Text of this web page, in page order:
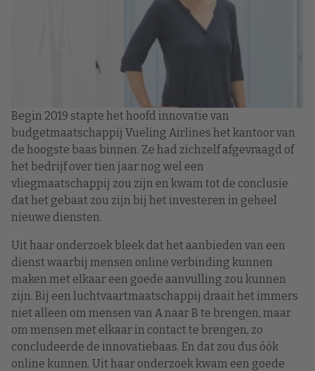
Begin 2019 stapte het hoofd innovatie van
budgetmaatschappij Vueling Airlines het kantoor van
de hoogste baas binnen. Ze had zichzelf afgevraagd of
het bedrijf over tien jaar nog wel een
vliegmaatschappij zou zijn en kwam tot de conclusie
dat het gebaat zou zijn bij het investeren in geheel
nieuwe diensten.
Uit haar onderzoek bleek dat het aanbieden van een
dienst waarbij mensen online verbinding kunnen
maken met elkaar een goede aanvulling zou kunnen
zijn. Bij een luchtvaartmaatschappij draait het immers
niet alleen om mensen van A naar B te brengen, maar
om mensen met elkaar in contact te brengen, zo
concludeerde de innovatiebaas. En dat zou dus óók
online kunnen. Uit haar onderzoek kwam een goede